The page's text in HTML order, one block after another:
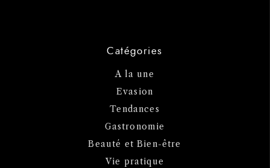
Catégories
A la une
Evasion
Tendances
Gastronomie
Beauté et Bien-être
Vie pratique